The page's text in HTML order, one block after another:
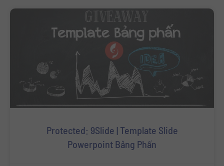
Protected: 9Slide | Template Slide
Powerpoint Bảng Phấn